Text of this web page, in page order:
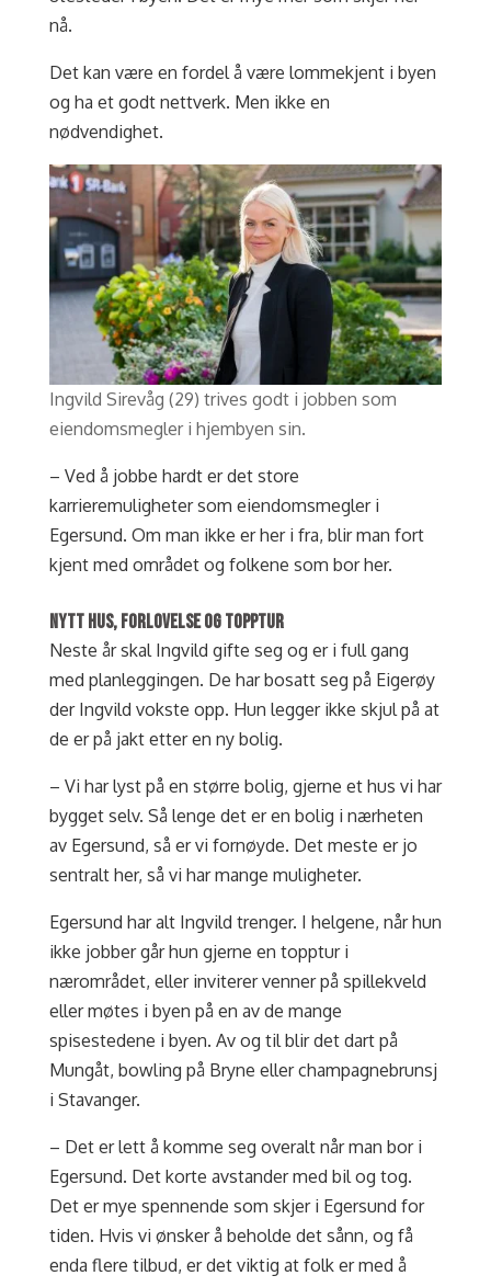
nå.
Det kan være en fordel å være lommekjent i byen
og ha et godt nettverk. Men ikke en
nødvendighet.
Ingvild Sirevåg (29) trives godt i jobben som
eiendomsmegler i hjembyen sin.
– Ved å jobbe hardt er det store
karrieremuligheter som eiendomsmegler i
Egersund. Om man ikke er her i fra, blir man fort
kjent med området og folkene som bor her.
NYTT HUS, FORLOVELSE OG TOPPTUR
Neste år skal Ingvild gifte seg og er i full gang
med planleggingen. De har bosatt seg på Eigerøy
der Ingvild vokste opp. Hun legger ikke skjul på at
de er på jakt etter en ny bolig.
– Vi har lyst på en større bolig, gjerne et hus vi har
bygget selv. Så lenge det er en bolig i nærheten
av Egersund, så er vi fornøyde. Det meste er jo
sentralt her, så vi har mange muligheter.
Egersund har alt Ingvild trenger. I helgene, når hun
ikke jobber går hun gjerne en topptur i
nærområdet, eller inviterer venner på spillekveld
eller møtes i byen på en av de mange
spisestedene i byen. Av og til blir det dart på
Mungåt, bowling på Bryne eller champagnebrunsj
i Stavanger.
– Det er lett å komme seg overalt når man bor i
Egersund. Det korte avstander med bil og tog.
Det er mye spennende som skjer i Egersund for
tiden. Hvis vi ønsker å beholde det sånn, og få
enda flere tilbud, er det viktig at folk er med å